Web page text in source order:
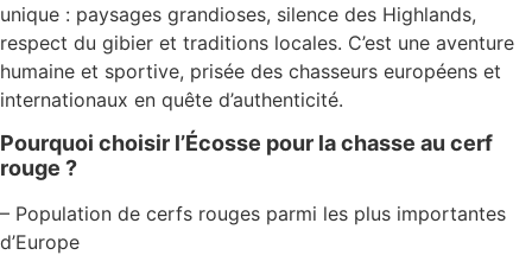
unique : paysages grandioses, silence des Highlands,
respect du gibier et traditions locales. C’est une aventure
humaine et sportive, prisée des chasseurs européens et
internationaux en quête d’authenticité.
Pourquoi choisir l’Écosse pour la chasse au cerf
rouge ?
– Population de cerfs rouges parmi les plus importantes
d’Europe